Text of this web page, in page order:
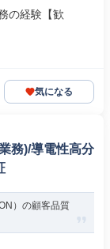
の経験【歓
気になる
務)/導電性高分
）の顧客品質